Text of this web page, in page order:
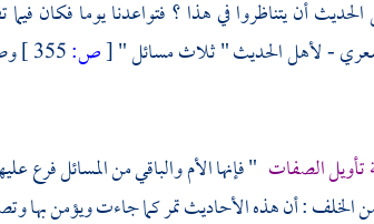
الحديثأن يتناظروا في هذا ؟ فتواعدنا يوما فكان
-لأهل الحديث" ثلاث مسائل "[ص:
تأويل الصفات " فإنها الأم والباقي من المسائل
الخلف : أن هذه الأحاديث تمر كما جاءت ويؤمن